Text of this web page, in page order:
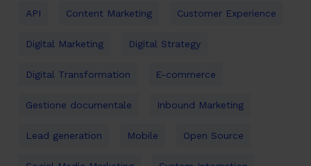
API Content Marketing Customer Experience
Digital Marketing Digital Strategy
Digital Transformation E-commerce
Gestione documentale Inbound Marketing
Lead generation Mobile Open Source